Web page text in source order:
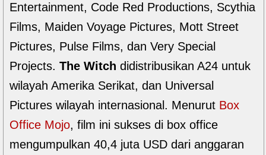
Entertainment, Code Red Productions, Scythia
Films, Maiden Voyage Pictures, Mott Street
Pictures, Pulse Films, dan Very Special
Projects. The Witch didistribusikan A24 untuk
wilayah Amerika Serikat, dan Universal
Pictures wilayah internasional. Menurut Box
Office Mojo, film ini sukses di box office
mengumpulkan 40,4 juta USD dari anggaran